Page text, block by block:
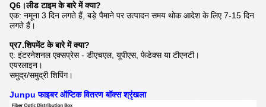
Q6।लीड टाइम के बारे में क्या?
एक: नमूना 3 दिन लगते हैं, बड़े पैमाने पर उत्पादन समय थोक आदेश के लिए 7-15 दिन
लगते हैं।
प्र7.शिपमेंट के बारे में क्या?
ए: इंटरनेशनल एक्सप्रेस - डीएचएल, यूपीएस, फेडेक्स या टीएनटी।
एयरलाइन।
समुद्र/समुद्री शिपिंग।
Junpu फाइबर ऑप्टिक वितरण बॉक्स श्रृंखला